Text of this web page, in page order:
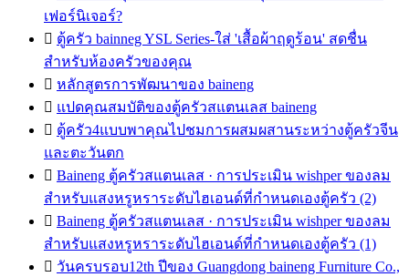
เฟอร์นิเจอร์?
 ตู้ครัว bainneg YSL Series-ใส่ 'เสื้อผ้าฤดูร้อน' สดชื่น
สำหรับห้องครัวของคุณ
 หลักสูตรการพัฒนาของ baineng
 แปดคุณสมบัติของตู้ครัวสแตนเลส baineng
 ตู้ครัว4แบบพาคุณไปชมการผสมผสานระหว่างตู้ครัวจีน
และตะวันตก
 Baineng ตู้ครัวสแตนเลส · การประเมิน wishper ของลม
สำหรับแสงหรูหราระดับไฮเอนด์ที่กำหนดเองตู้ครัว (2)
 Baineng ตู้ครัวสแตนเลส · การประเมิน wishper ของลม
สำหรับแสงหรูหราระดับไฮเอนด์ที่กำหนดเองตู้ครัว (1)
 วันครบรอบ12th ปีของ Guangdong baineng Furniture Co.,